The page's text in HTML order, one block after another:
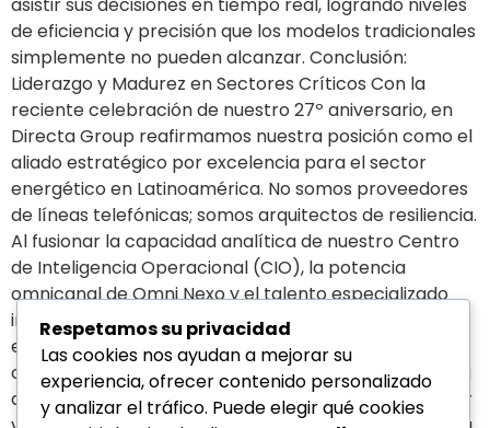
de eficiencia y precisión que los modelos tradicionales
simplemente no pueden alcanzar. Conclusión:
Liderazgo y Madurez en Sectores Críticos Con la
reciente celebración de nuestro 27º aniversario, en
Directa Group reafirmamos nuestra posición como el
aliado estratégico por excelencia para el sector
energético en Latinoamérica. No somos proveedores
de líneas telefónicas; somos arquitectos de resiliencia.
Al fusionar la capacidad analítica de nuestro Centro
de Inteligencia Operacional (CIO), la potencia
omnicanal de Omni Nexo y el talento especializado
impulsado por IA, garantizamos que su corporación
enfrente los desafíos del mañana con una
operatividad inquebrantable. ¿Está su infraestructura
de comunicación y soporte preparada para anticipar
Respetamos su privacidad
Las cookies nos ayudan a mejorar su
experiencia, ofrecer contenido personalizado
y analizar el tráfico. Puede elegir qué cookies